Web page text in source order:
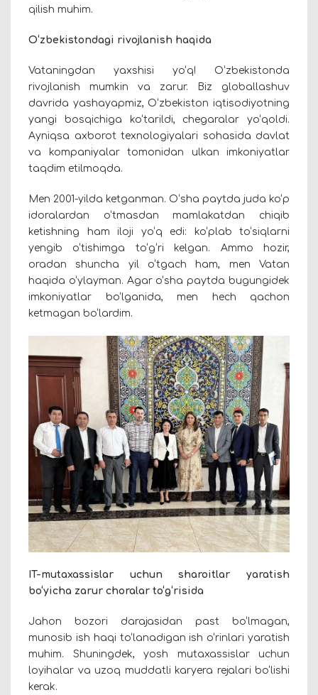
qilish muhim.
O‘zbekistondagi rivojlanish haqida
Vataningdan yaxshisi yo‘q! O‘zbekistonda
rivojlanish mumkin va zarur. Biz globallashuv
davrida yashayapmiz, O‘zbekiston iqtisodiyotning
yangi bosqichiga ko‘tarildi, chegaralar yo‘qoldi.
Ayniqsa axborot texnologiyalari sohasida davlat
va kompaniyalar tomonidan ulkan imkoniyatlar
taqdim etilmoqda.
Men 2001-yilda ketganman. O‘sha paytda juda ko‘p
idoralardan o‘tmasdan mamlakatdan chiqib
ketishning ham iloji yo‘q edi: ko‘plab to‘siqlarni
yengib o‘tishimga to‘g‘ri kelgan. Ammo hozir,
oradan shuncha yil o‘tgach ham, men Vatan
haqida o‘ylayman. Agar o‘sha paytda bugungidek
imkoniyatlar bo‘lganida, men hech qachon
ketmagan bo‘lardim.
IT-mutaxassislar uchun sharoitlar yaratish
bo‘yicha zarur choralar to‘g‘risida
Jahon bozori darajasidan past bo‘lmagan,
munosib ish haqi to‘lanadigan ish o‘rinlari yaratish
muhim. Shuningdek, yosh mutaxassislar uchun
loyihalar va uzoq muddatli karyera rejalari bo‘lishi
kerak.